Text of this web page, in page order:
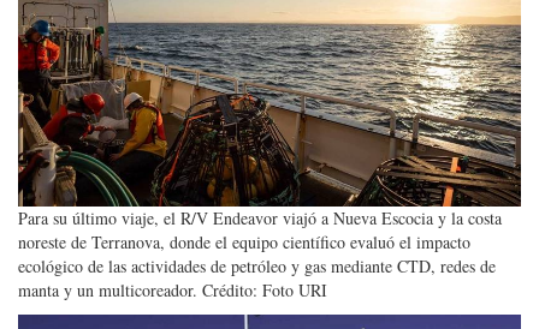
Para su último viaje, el R/V Endeavor viajó a Nueva Escocia y la costa
noreste de Terranova, donde el equipo científico evaluó el impacto
ecológico de las actividades de petróleo y gas mediante CTD, redes de
manta y un multicoreador. Crédito: Foto URI